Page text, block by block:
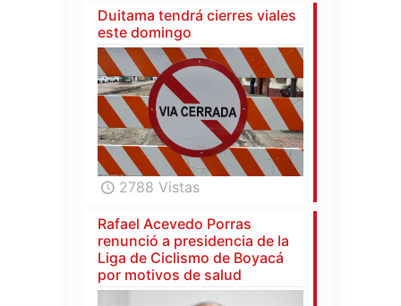
Duitama tendrá cierres viales
este domingo
2788 Vistas
Rafael Acevedo Porras
renunció a presidencia de la
Liga de Ciclismo de Boyacá
por motivos de salud